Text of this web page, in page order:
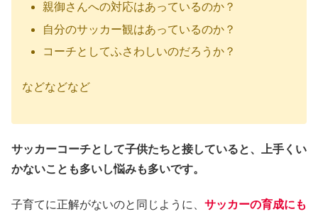
親御さんへの対応はあっているのか？
自分のサッカー観はあっているのか？
コーチとしてふさわしいのだろうか？
などなどなど
サッカーコーチとして子供たちと接していると、上手くい
かないことも多いし悩みも多いです。
子育てに正解がないのと同じように、 サッカーの育成にも